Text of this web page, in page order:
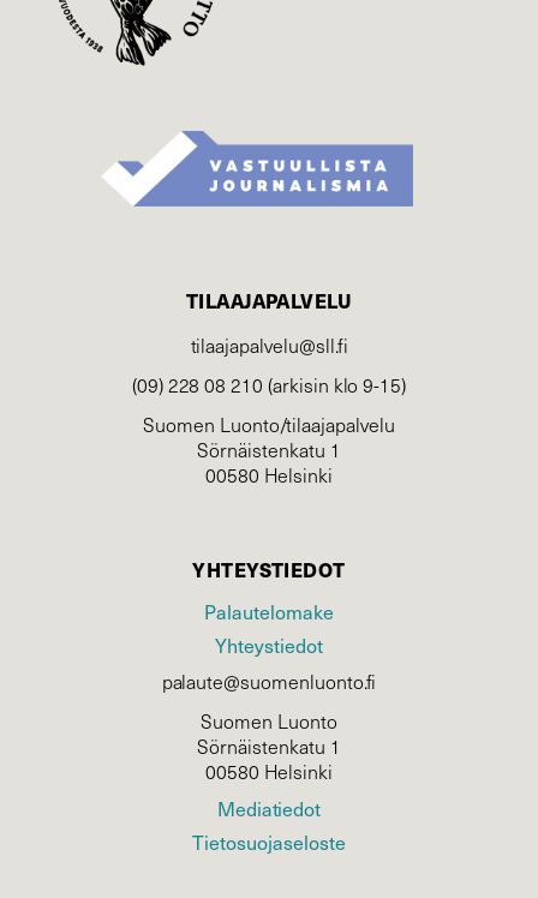
TILAAJAPALVELU
tilaajapalvelu@sll.fi
(09) 228 08 210 (arkisin klo 9-15)
Suomen Luonto/tilaajapalvelu
Sörnäistenkatu 1
00580 Helsinki
YHTEYSTIEDOT
Palautelomake
Yhteystiedot
palaute@suomenluonto.fi
Suomen Luonto
Sörnäistenkatu 1
00580 Helsinki
Mediatiedot
Tietosuojaseloste